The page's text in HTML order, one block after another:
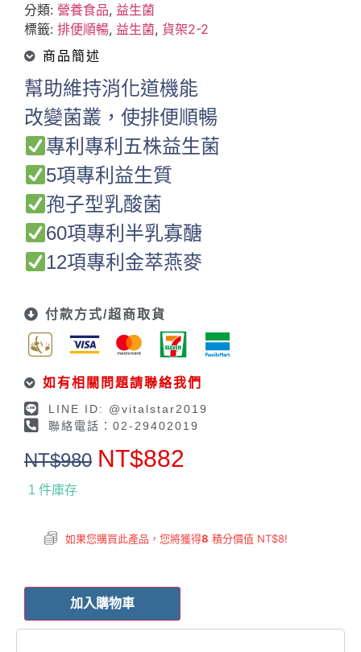
分類: 營養食品, 益生菌
標籤: 排便順暢, 益生菌, 貨架2-2
商品簡述
幫助維持消化道機能
改變菌叢，使排便順暢
專利專利五株益生菌
5項專利益生質
孢子型乳酸菌
60項專利半乳寡醣
12項專利金萃燕麥
付款方式/超商取貨
如有相關問題請聯絡我們
LINE ID: @vitalstar2019
聯絡電話：02-29402019
NT$980 NT$882
1 件庫存
如果您購買此產品，您將獲得8 積分價值 NT$8!
加入購物車